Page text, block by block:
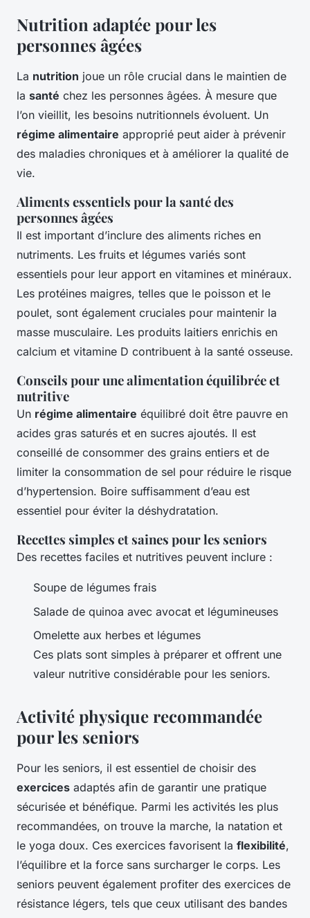
Nutrition adaptée pour les
personnes âgées
La nutrition joue un rôle crucial dans le maintien de
la santé chez les personnes âgées. À mesure que
l’on vieillit, les besoins nutritionnels évoluent. Un
régime alimentaire approprié peut aider à prévenir
des maladies chroniques et à améliorer la qualité de
vie.
Aliments essentiels pour la santé des
personnes âgées
Il est important d’inclure des aliments riches en
nutriments. Les fruits et légumes variés sont
essentiels pour leur apport en vitamines et minéraux.
Les protéines maigres, telles que le poisson et le
poulet, sont également cruciales pour maintenir la
masse musculaire. Les produits laitiers enrichis en
calcium et vitamine D contribuent à la santé osseuse.
Conseils pour une alimentation équilibrée et
nutritive
Un régime alimentaire équilibré doit être pauvre en
acides gras saturés et en sucres ajoutés. Il est
conseillé de consommer des grains entiers et de
limiter la consommation de sel pour réduire le risque
d’hypertension. Boire suffisamment d’eau est
essentiel pour éviter la déshydratation.
Recettes simples et saines pour les seniors
Des recettes faciles et nutritives peuvent inclure :
Soupe de légumes frais
Salade de quinoa avec avocat et légumineuses
Omelette aux herbes et légumes
Ces plats sont simples à préparer et offrent une
valeur nutritive considérable pour les seniors.
Activité physique recommandée
pour les seniors
Pour les seniors, il est essentiel de choisir des
exercices adaptés afin de garantir une pratique
sécurisée et bénéfique. Parmi les activités les plus
recommandées, on trouve la marche, la natation et
le yoga doux. Ces exercices favorisent la flexibilité,
l’équilibre et la force sans surcharger le corps. Les
seniors peuvent également profiter des exercices de
résistance légers, tels que ceux utilisant des bandes